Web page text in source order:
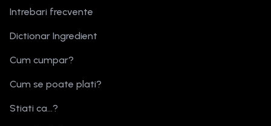
Intrebari frecvente
Dictionar Ingredient
Cum cumpar?
Cum se poate plati?
Stiati ca...?